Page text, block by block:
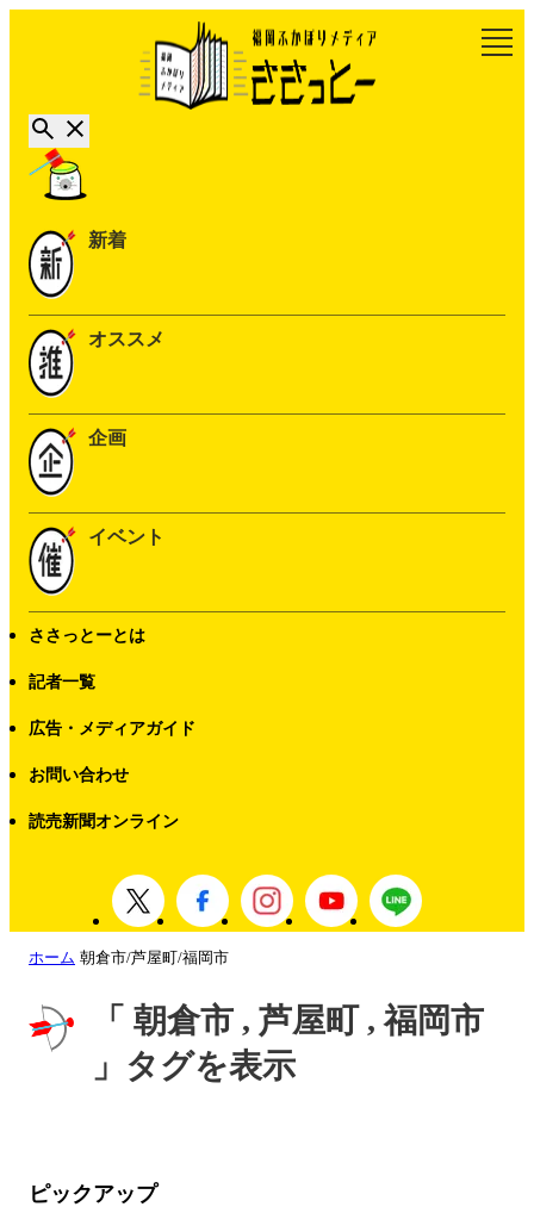
新着
オススメ
企画
イベント
ささっとーとは
記者一覧
広告・メディアガイド
お問い合わせ
読売新聞オンライン
ホーム 朝倉市/芦屋町/福岡市
「 朝倉市 , 芦屋町 , 福岡市
」タグを表示
ピックアップ